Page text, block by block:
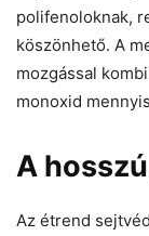
polifenoloknak,
köszönhető. A
mozgással
monoxid
A
Az étrend